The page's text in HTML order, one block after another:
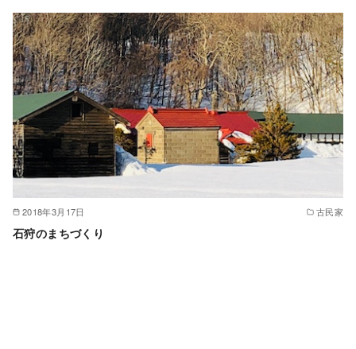
2018年3月17日 古民家
石狩のまちづくり